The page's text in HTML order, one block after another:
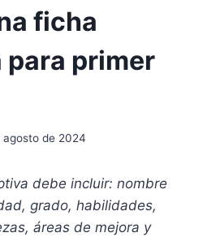
ficha
primer
agosto de 2024
debe incluir: nombre
grado, habilidades,
áreas de mejora y